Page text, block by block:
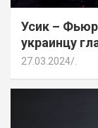
Усик –
украинцу
27.03.2024 .